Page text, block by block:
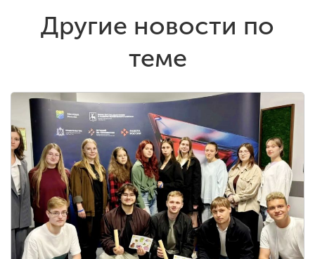
Другие новости по
теме